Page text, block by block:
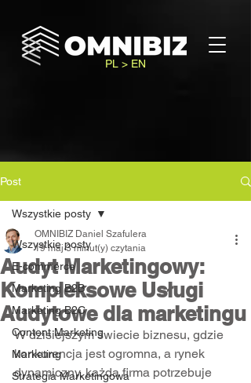
PL > EN
Post
Wszystkie posty
E-commerce
Marketing B2B
Marketing B2C
Content Marketing
Marketing
Strategia Marketingowa
Wszystkie posty
Audyt Marketingowy:
Kompleksowe Usługi
Audytowe dla marketingu
OMNIBIZ Daniel Szafulera
19 maj 3 minut(y) czytania
W dzisiejszym świecie biznesu, gdzie
konkurencja jest ogromna, a rynek
dynamiczny, każda firma potrzebuje